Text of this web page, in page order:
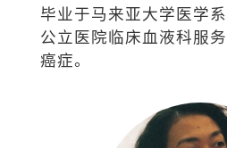
毕业于马来亚大学医学
公立医院临床血液科服
癌症。